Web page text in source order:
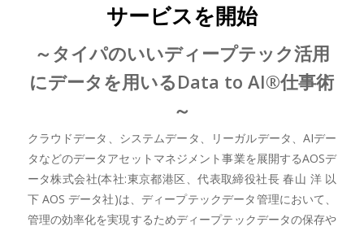
サービスを開始
～タイパのいいディープテック活用
にデータを用いるData to AI®仕事術
～
クラウドデータ、システムデータ、リーガルデータ、AIデー
タなどのデータアセットマネジメント事業を展開するAOSデ
ータ株式会社(本社:東京都港区、代表取締役社長 春山 洋 以
下 AOS データ社)は、ディープテックデータ管理において、
管理の効率化を実現するためディープテックデータの保存や